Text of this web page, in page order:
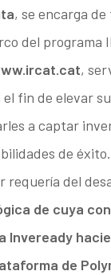
, se encarga
del programa
,
fin de elevar
a captar
de éxito.
requería del
de cuya
Inveready
de